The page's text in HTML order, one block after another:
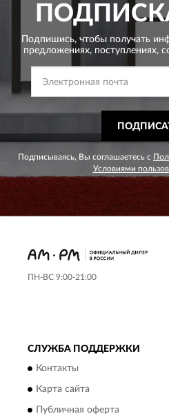
Подпишись, чтобы получать
предложениях, поступлениях,
Подписываясь, Вы соглашаетесь с
Условиями
ПН-ВС 9:00-21:00
СЛУЖБА ПОДДЕРЖКИ
Контакты
Карта сайта
Публичная оферта